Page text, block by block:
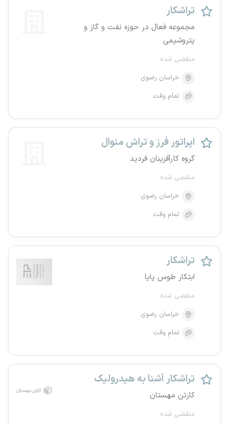
تراشکار
مجموعه فعال در حوزه نفت و گاز و
پتروشیمی
منقضی شده
خراسان رضوی
تمام وقت
اپراتور فرز و تراش منوال
گروه کارآفرینان فردید
منقضی شده
خراسان رضوی
تمام وقت
تراشکار
ابتکار طوس پایا
منقضی شده
خراسان رضوی
تمام وقت
تراشکار آشنا به هیدرولیک
کارتن مهستان
منقضی شده